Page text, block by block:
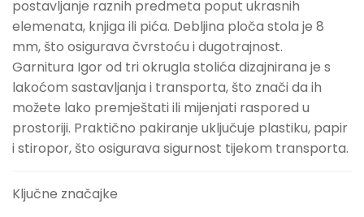
postavljanje raznih predmeta poput ukrasnih
elemenata, knjiga ili pića. Debljina ploča stola je 8
mm, što osigurava čvrstoću i dugotrajnost.
Garnitura Igor od tri okrugla stolića dizajnirana je s
lakoćom sastavljanja i transporta, što znači da ih
možete lako premještati ili mijenjati raspored u
prostoriji. Praktično pakiranje uključuje plastiku, papir
i stiropor, što osigurava sigurnost tijekom transporta.
Ključne značajke